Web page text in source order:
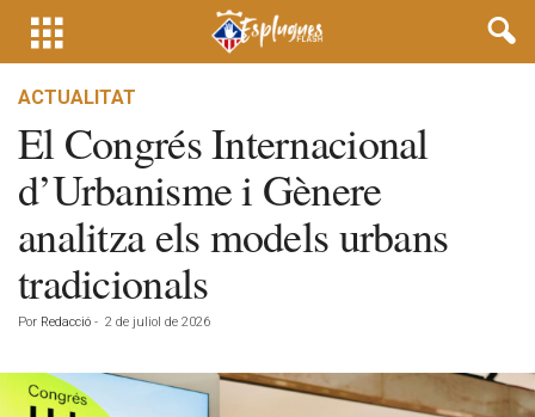
ACTUALITAT
El Congrés Internacional
d’Urbanisme i Gènere
analitza els models urbans
tradicionals
Por Redacció - 2 de juliol de 2026